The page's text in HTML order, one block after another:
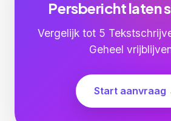
Persbericht laten
Vergelijk tot 5
Geheel
Start aanvraag